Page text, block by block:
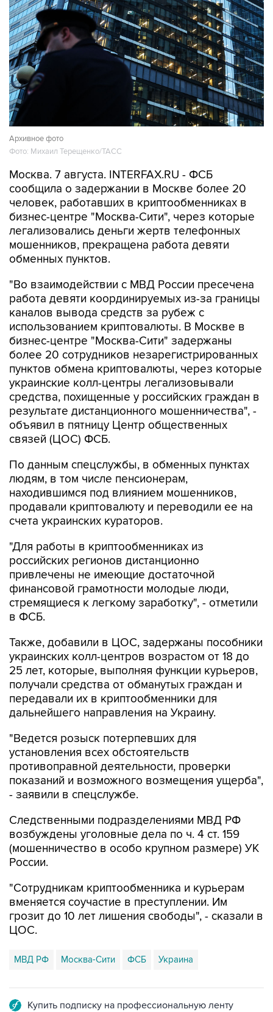
Архивное фото
Фото: Михаил Терещенко/ТАСС
Москва. 7 августа. INTERFAX.RU - ФСБ
сообщила о задержании в Москве более 20
человек, работавших в криптообменниках в
бизнес-центре "Москва-Сити", через которые
легализовались деньги жертв телефонных
мошенников, прекращена работа девяти
обменных пунктов.
"Во взаимодействии с МВД России пресечена
работа девяти координируемых из-за границы
каналов вывода средств за рубеж с
использованием криптовалюты. В Москве в
бизнес-центре "Москва-Сити" задержаны
более 20 сотрудников незарегистрированных
пунктов обмена криптовалюты, через которые
украинские колл-центры легализовывали
средства, похищенные у российских граждан в
результате дистанционного мошенничества", -
объявил в пятницу Центр общественных
связей (ЦОС) ФСБ.
По данным спецслужбы, в обменных пунктах
людям, в том числе пенсионерам,
находившимся под влиянием мошенников,
продавали криптовалюту и переводили ее на
счета украинских кураторов.
"Для работы в криптообменниках из
российских регионов дистанционно
привлечены не имеющие достаточной
финансовой грамотности молодые люди,
стремящиеся к легкому заработку", - отметили
в ФСБ.
Также, добавили в ЦОС, задержаны пособники
украинских колл-центров возрастом от 18 до
25 лет, которые, выполняя функции курьеров,
получали средства от обманутых граждан и
передавали их в криптообменники для
дальнейшего направления на Украину.
"Ведется розыск потерпевших для
установления всех обстоятельств
противоправной деятельности, проверки
показаний и возможного возмещения ущерба",
- заявили в спецслужбе.
Следственными подразделениями МВД РФ
возбуждены уголовные дела по ч. 4 ст. 159
(мошенничество в особо крупном размере) УК
России.
"Сотрудникам криптообменника и курьерам
вменяется соучастие в преступлении. Им
грозит до 10 лет лишения свободы", - сказали в
ЦОС.
МВД РФ Москва-Сити ФСБ Украина
Купить подписку на профессиональную ленту